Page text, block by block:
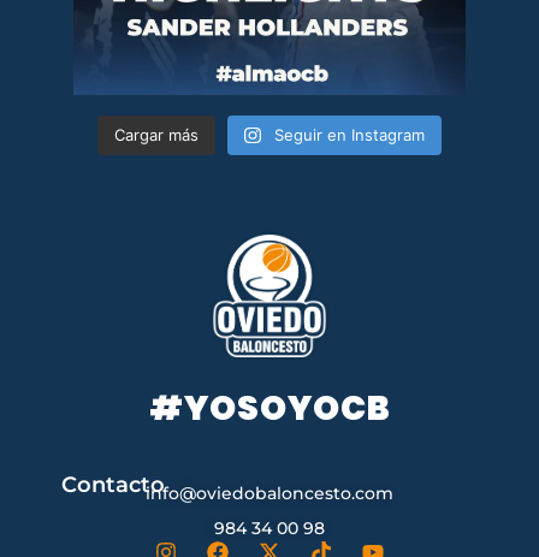
Cargar más Seguir en Instagram
#YOSOYOCB
Contactoinfo@oviedobaloncesto.com
984 34 00 98